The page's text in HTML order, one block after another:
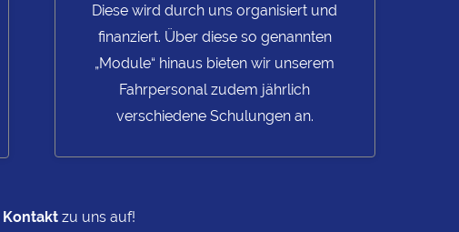
Diese wird durch uns organisiert und
finanziert. Über diese so genannten
„Module“ hinaus bieten wir unserem
Fahrpersonal zudem jährlich
verschiedene Schulungen an.
Kontakt zu uns auf!